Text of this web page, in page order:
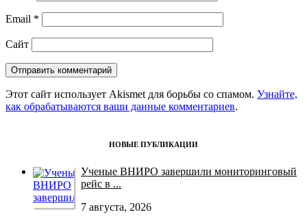
Email *
Сайт
Этот сайт использует Akismet для борьбы со спамом. Узнайте,
как обрабатываются ваши данные комментариев.
НОВЫЕ ПУБЛИКАЦИИ
Ученые ВНИРО завершили мониторинговый
рейс в ...
7 августа, 2026